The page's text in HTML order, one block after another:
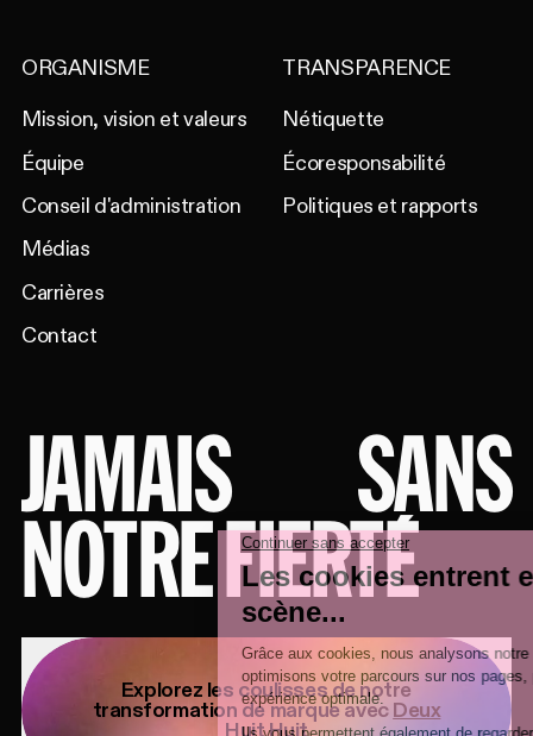
ORGANISME
Mission, vision et valeurs
Équipe
Conseil d'administration
Médias
Carrières
Contact
TRANSPARENCE
Nétiquette
Écoresponsabilité
Politiques et rapports
JAMAIS SANS
NOTRE FIERTÉ
Explorez les coulisses de notre
transformation de marque avecDeux
Huit Huit